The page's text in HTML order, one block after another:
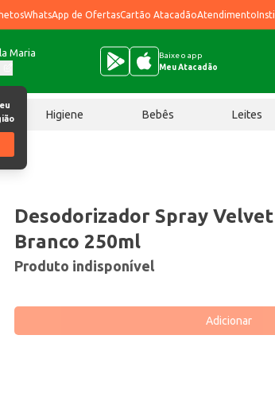
WhatsApp de OfertasCartão AtacadãoAtendimento
Maria
Baixe o app
Meu Atacadão
Higiene Bebês Leites
Desodorizador Spray Velvet
Branco 250ml
Produto indisponível
Adicionar